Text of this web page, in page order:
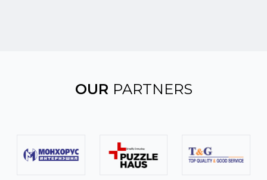
OUR PARTNERS